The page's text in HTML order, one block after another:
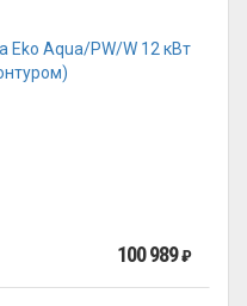
100 989₽